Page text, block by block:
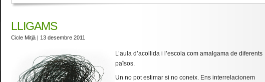
LLIGAMS
Cicle Mitjà | 13 desembre 2011
L’aula d’acollida i l’escola com amalgama de diferents
països.
Un no pot estimar si no coneix. Ens interrelacionem